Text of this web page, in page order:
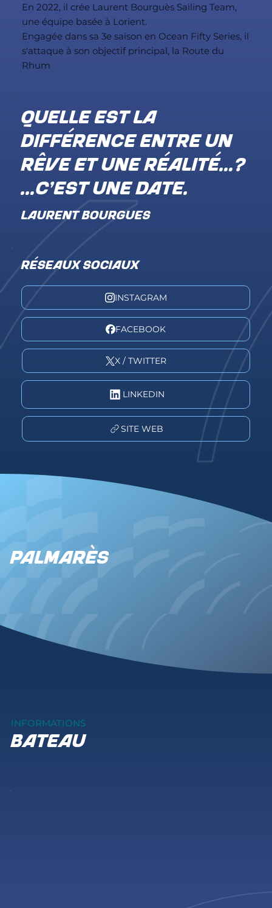
RÉSEAUX SOCIAUX
INSTAGRAM
FACEBOOK
X / TWITTER
LINKEDIN
SITE WEB
Quelle est la
différence entre un
rêve et une réalité…?
…c’est une date.
LAURENT BOURGUES
En 2022, il crée Laurent Bourguès Sailing Team,
une équipe basée à Lorient.
Engagée dans sa 3e saison en Ocean Fifty Series, il
s'attaque à son objectif principal, la Route du
Rhum
Palmarès
INFORMATIONS
bateau